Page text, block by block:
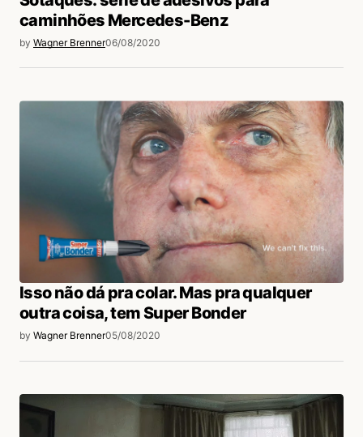
caminhões Mercedes-Benz
by Wagner Brenner06/08/2020
Isso não dá pra colar. Mas pra qualquer
outra coisa, tem Super Bonder
by Wagner Brenner05/08/2020